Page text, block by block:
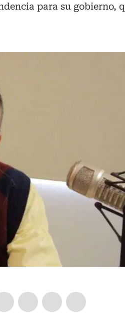
para su gobierno,